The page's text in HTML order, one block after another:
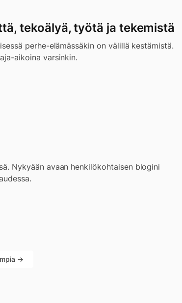
tekoälyä, työtä ja tekemistä
perhe-elämässäkin on välillä kestämistä.
aikoina varsinkin.
Nykyään avaan henkilökohtaisen blogini
→